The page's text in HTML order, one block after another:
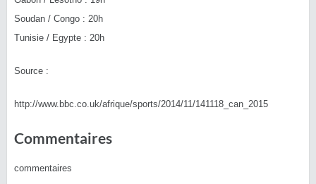
Soudan / Congo : 20h
Tunisie / Egypte : 20h
Source :
http://www.bbc.co.uk/afrique/sports/2014/11/141118_can_2015
Commentaires
commentaires